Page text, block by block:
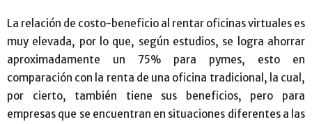
La relación de costo-beneficio al rentar oficinas virtuales es
muy elevada, por lo que, según estudios, se logra ahorrar
aproximadamente un 75% para pymes, esto en
comparación con la renta de una oficina tradicional, la cual,
por cierto, también tiene sus beneficios, pero para
empresas que se encuentran en situaciones diferentes a las